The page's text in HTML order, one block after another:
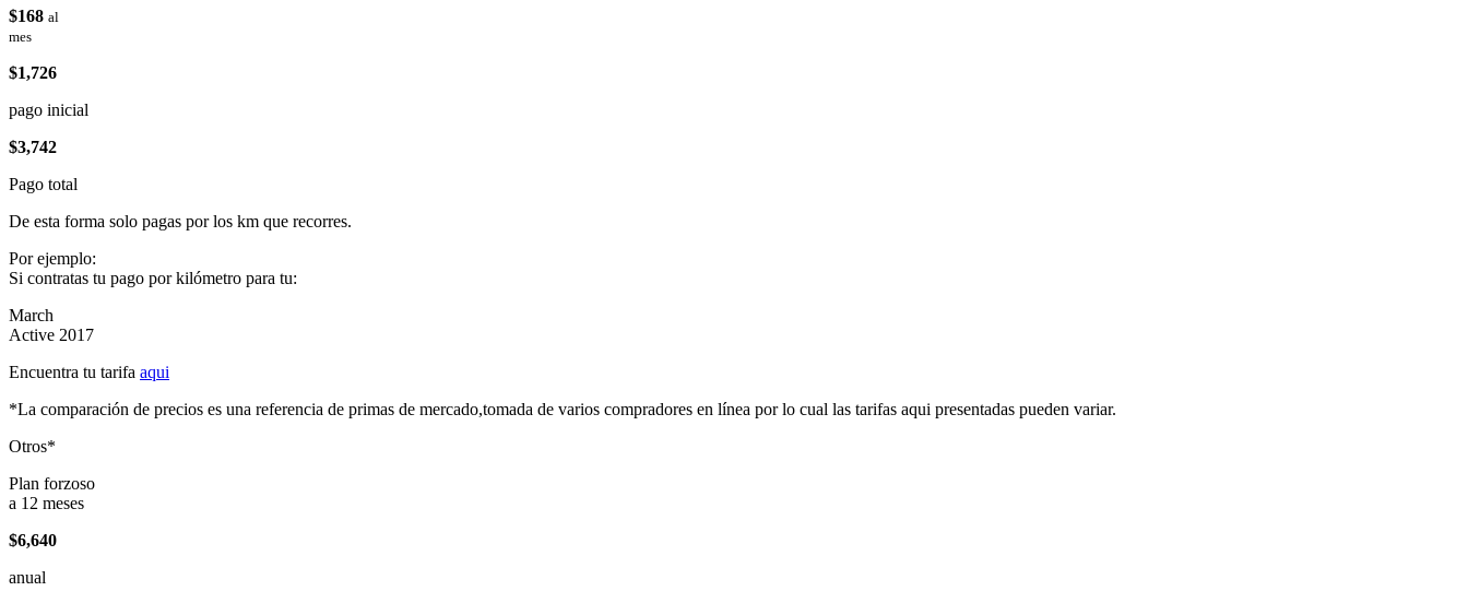
$168 al
mes
$1,726
pago inicial
$3,742
Pago total
De esta forma solo pagas por los km que recorres.
Por ejemplo:
Si contratas tu pago por kilómetro para tu:
March
Active 2017
Encuentra tu tarifa aqui
*La comparación de precios es una referencia de primas de mercado,tomada de varios compradores en línea por lo cual las tarifas aqui presentadas pueden variar.
Otros*
Plan forzoso
a 12 meses
$6,640
anual